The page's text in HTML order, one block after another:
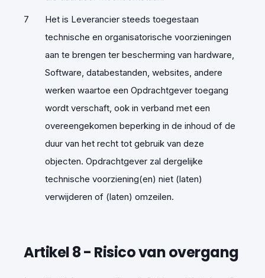
Het is Leverancier steeds toegestaan
technische en organisatorische voorzieningen
aan te brengen ter bescherming van hardware,
Software, databestanden, websites, andere
werken waartoe een Opdrachtgever toegang
wordt verschaft, ook in verband met een
overeengekomen beperking in de inhoud of de
duur van het recht tot gebruik van deze
objecten. Opdrachtgever zal dergelijke
technische voorziening(en) niet (laten)
verwijderen of (laten) omzeilen.
Artikel8- Risico van overgang